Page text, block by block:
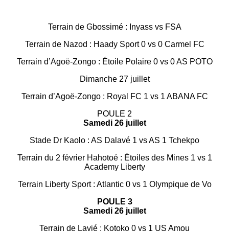
Terrain de Gbossimé : Inyass vs FSA
Terrain de Nazod : Haady Sport 0 vs 0 Carmel FC
Terrain d’Agoë-Zongo : Étoile Polaire 0 vs 0 AS POTO
Dimanche 27 juillet
Terrain d’Agoë-Zongo : Royal FC 1 vs 1 ABANA FC
POULE 2
Samedi 26 juillet
Stade Dr Kaolo : AS Dalavé 1 vs AS 1 Tchekpo
Terrain du 2 février Hahotoé : Étoiles des Mines 1 vs 1
Academy Liberty
Terrain Liberty Sport : Atlantic 0 vs 1 Olympique de Vo
POULE 3
Samedi 26 juillet
Terrain de Lavié : Kotoko 0 vs 1 US Amou